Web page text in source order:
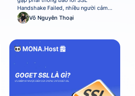
Handshake Failed, nhiều người cảm
thấy bối rối và không biết phải xử lý
như thế nào. Thông thường, lỗi này
nối bảo mật giữa trình duyệt và máy
chủ không thành công,...
Võ Nguyên Thoại